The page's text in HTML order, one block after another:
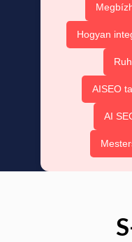
Hogyan
AISEO
AI